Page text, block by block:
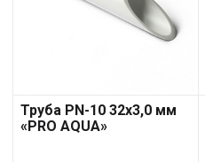
Труба PN-10 32х3,0 мм
«PRO AQUA»